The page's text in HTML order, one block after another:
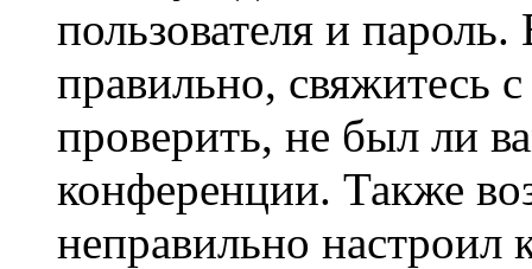
пользователя и
правильно, свяжитесь
проверить, не был ли
конференции. Также
неправильно